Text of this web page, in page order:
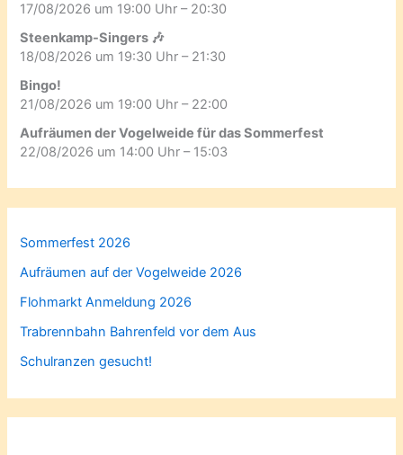
17/08/2026 um 19:00 Uhr – 20:30
Steenkamp-Singers 🎶
18/08/2026 um 19:30 Uhr – 21:30
Bingo!
21/08/2026 um 19:00 Uhr – 22:00
Aufräumen der Vogelweide für das Sommerfest
22/08/2026 um 14:00 Uhr – 15:03
Sommerfest 2026
Aufräumen auf der Vogelweide 2026
Flohmarkt Anmeldung 2026
Trabrennbahn Bahrenfeld vor dem Aus
Schulranzen gesucht!